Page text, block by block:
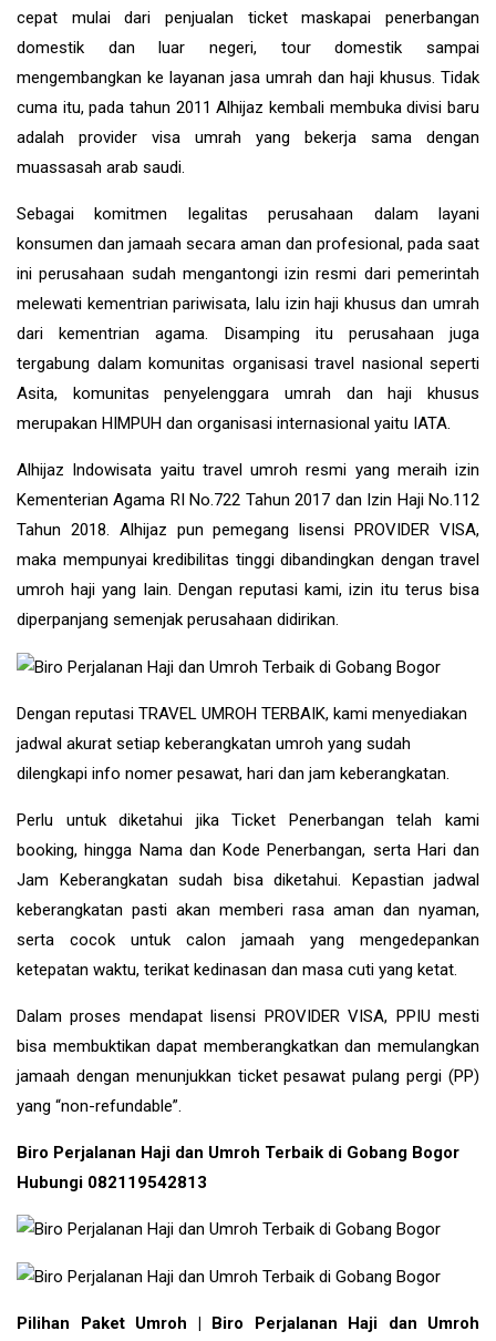
cepat mulai dari penjualan ticket maskapai penerbangan
domestik dan luar negeri, tour domestik sampai
mengembangkan ke layanan jasa umrah dan haji khusus. Tidak
cuma itu, pada tahun 2011 Alhijaz kembali membuka divisi baru
adalah provider visa umrah yang bekerja sama dengan
muassasah arab saudi.
Sebagai komitmen legalitas perusahaan dalam layani
konsumen dan jamaah secara aman dan profesional, pada saat
ini perusahaan sudah mengantongi izin resmi dari pemerintah
melewati kementrian pariwisata, lalu izin haji khusus dan umrah
dari kementrian agama. Disamping itu perusahaan juga
tergabung dalam komunitas organisasi travel nasional seperti
Asita, komunitas penyelenggara umrah dan haji khusus
merupakan HIMPUH dan organisasi internasional yaitu IATA.
Alhijaz Indowisata yaitu travel umroh resmi yang meraih izin
Kementerian Agama RI No.722 Tahun 2017 dan Izin Haji No.112
Tahun 2018. Alhijaz pun pemegang lisensi PROVIDER VISA,
maka mempunyai kredibilitas tinggi dibandingkan dengan travel
umroh haji yang lain. Dengan reputasi kami, izin itu terus bisa
diperpanjang semenjak perusahaan didirikan.
Dengan reputasi TRAVEL UMROH TERBAIK, kami menyediakan
jadwal akurat setiap keberangkatan umroh yang sudah
dilengkapi info nomer pesawat, hari dan jam keberangkatan.
Perlu untuk diketahui jika Ticket Penerbangan telah kami
booking, hingga Nama dan Kode Penerbangan, serta Hari dan
Jam Keberangkatan sudah bisa diketahui. Kepastian jadwal
keberangkatan pasti akan memberi rasa aman dan nyaman,
serta cocok untuk calon jamaah yang mengedepankan
ketepatan waktu, terikat kedinasan dan masa cuti yang ketat.
Dalam proses mendapat lisensi PROVIDER VISA, PPIU mesti
bisa membuktikan dapat memberangkatkan dan memulangkan
jamaah dengan menunjukkan ticket pesawat pulang pergi (PP)
yang “non-refundable”.
Biro Perjalanan Haji dan Umroh Terbaik di Gobang Bogor
Hubungi 082119542813
Pilihan Paket Umroh | Biro Perjalanan Haji dan Umroh